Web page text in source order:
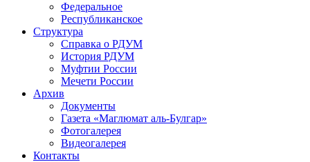
Федеральное
Республиканское
Структура
Справка о РДУМ
История РДУМ
Муфтии России
Мечети России
Архив
Документы
Газета «Маглюмат аль-Булгар»
Фотогалерея
Видеогалерея
Контакты